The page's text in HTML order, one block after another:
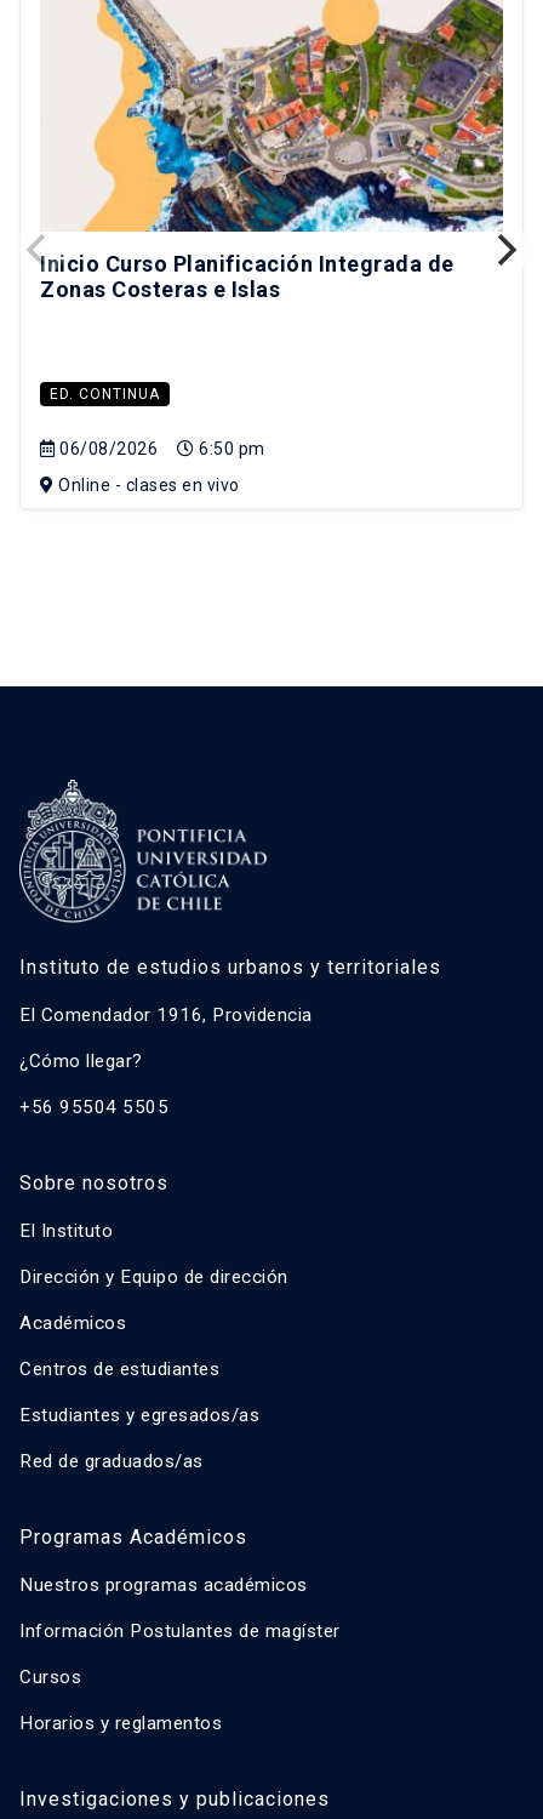
Inicio Curso Planificación Integrada de
Zonas Costeras e Islas
ED. CONTINUA
06/08/2026
6:50 pm
Online - clases en vivo
Instituto de estudios urbanos y territoriales
El Comendador 1916, Providencia
¿Cómo llegar?
+56 95504 5505
Sobre nosotros
El Instituto
Dirección y Equipo de dirección
Académicos
Centros de estudiantes
Estudiantes y egresados/as
Red de graduados/as
Programas Académicos
Nuestros programas académicos
Información Postulantes de magíster
Cursos
Horarios y reglamentos
Investigaciones y publicaciones